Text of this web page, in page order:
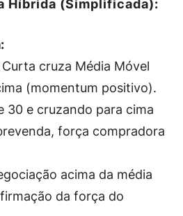
Híbrida (Simplificada):
cruza Média Móvel
(momentum positivo).
30 e cruzando para cima
força compradora
acima da média
da força do